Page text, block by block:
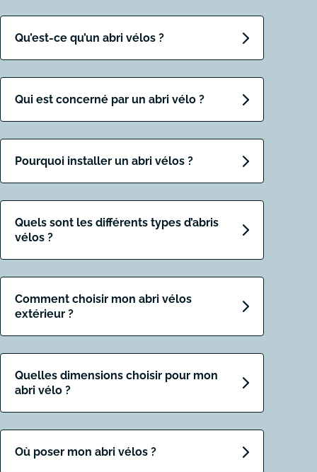
Qu’est-ce qu’un abri vélos ?
Qui est concerné par un abri vélo ?
Pourquoi installer un abri vélos ?
Quels sont les différents types d’abris
vélos ?
Comment choisir mon abri vélos
extérieur ?
Quelles dimensions choisir pour mon
abri vélo ?
Où poser mon abri vélos ?